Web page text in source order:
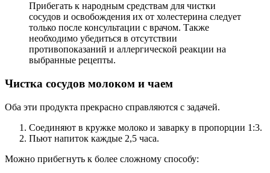
Прибегать к народным средствам для чистки
сосудов и освобождения их от холестерина следует
только после консультации с врачом. Также
необходимо убедиться в отсутствии
противопоказаний и аллергической реакции на
выбранные рецепты.
Чистка сосудов молоком и чаем
Оба эти продукта прекрасно справляются с задачей.
Соединяют в кружке молоко и заварку в пропорции 1:3.
Пьют напиток каждые 2,5 часа.
Можно прибегнуть к более сложному способу: